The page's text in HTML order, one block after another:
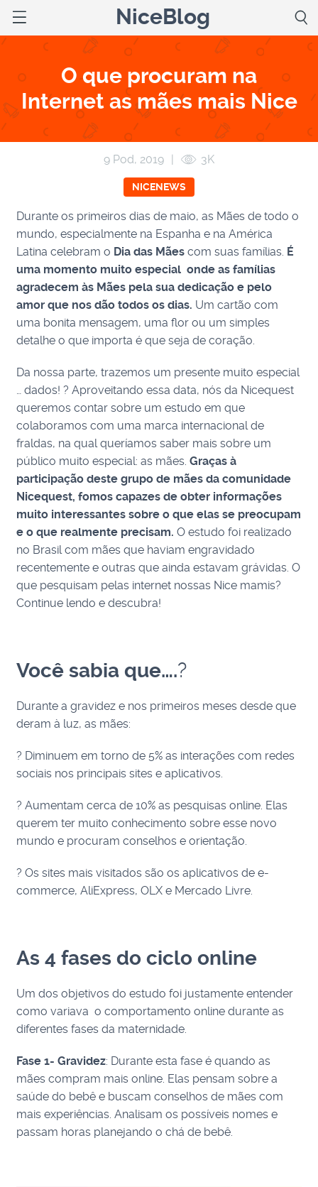
NiceBlog
O que procuram na
Internet as mães mais Nice
9 Pod, 2019 | 3K
NICENEWS
Durante os primeiros dias de maio, as Mães de todo o
mundo, especialmente na Espanha e na América
Latina celebram o Dia das Mãescom suas famílias. É
uma momento muito especial onde as famílias
agradecem às Mães pela sua dedicação e pelo
amor que nos dão todos os dias. Um cartão com
uma bonita mensagem, uma flor ou um simples
detalhe o que importa é que seja de coração.
Da nossa parte, trazemos um presente muito especial
… dados! ? Aproveitando essa data, nós da Nicequest
queremos contar sobre um estudo em que
colaboramos com uma marca internacional de
fraldas, na qual queríamos saber mais sobre um
público muito especial: as mães.Graças à
participação deste grupo de mães da comunidade
Nicequest, fomos capazes de obter informações
muito interessantes sobre o que elas se preocupam
e o que realmente precisam. O estudo foi realizado
no Brasil com mães que haviam engravidado
recentemente e outras que ainda estavam grávidas. O
que pesquisam pelas internet nossas Nice mamis?
Continue lendo e descubra!
Você sabia que….?
Durante a gravidez e nos primeiros meses desde que
deram à luz, as mães:
? Diminuem em torno de 5% as interações com redes
sociais nos principais sites e aplicativos.
? Aumentam cerca de 10% as pesquisas online. Elas
querem ter muito conhecimento sobre esse novo
mundo e procuram conselhos e orientação.
?️ Os sites mais visitados são os aplicativos de e-
commerce, AliExpress, OLX e Mercado Livre.
As 4 fases do ciclo online
Um dos objetivos do estudo foi justamente entender
como variava o comportamento online durante as
diferentes fases da maternidade.
Fase 1- Gravidez: Durante esta fase é quando as
mães compram mais online. Elas pensam sobre a
saúde do bebê e buscam conselhos de mães com
mais experiências. Analisam os possíveis nomes e
passam horas planejando o chá de bebê.